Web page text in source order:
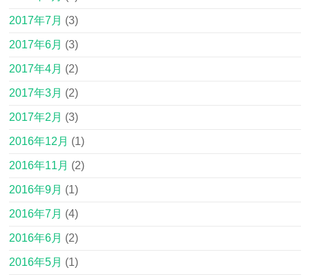
2017年7月 (3)
2017年6月 (3)
2017年4月 (2)
2017年3月 (2)
2017年2月 (3)
2016年12月 (1)
2016年11月 (2)
2016年9月 (1)
2016年7月 (4)
2016年6月 (2)
2016年5月 (1)